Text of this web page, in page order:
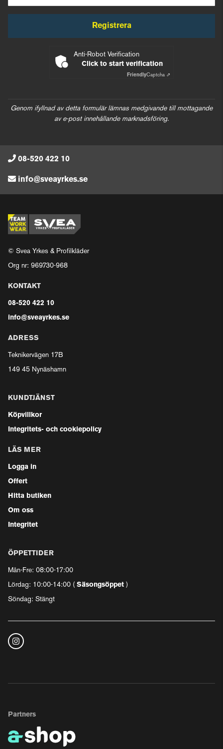
Registrera
Anti-Robot Verification
Click to start verification
FriendlyCaptcha ⇗
Genom ifyllnad av detta formulär lämnas medgivande till mottagande
av e-post innehållande marknadsföring.
08-520 422 10
info@sveayrkes.se
© Svea Yrkes & Profilkläder
Org nr: 969730-968
KONTAKT
08-520 422 10
info@sveayrkes.se
ADRESS
Teknikervägen 17B
149 45 Nynäshamn
KUNDTJÄNST
Köpvillkor
Integritets- och cookiepolicy
LÄS MER
Logga in
Offert
Hitta butiken
Om oss
Integritet
ÖPPETTIDER
Mån-Fre: 08:00-17:00
Lördag: 10:00-14:00 ( Säsongsöppet )
Söndag: Stängt
Partners